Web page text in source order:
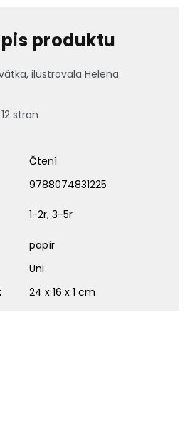
produktu
ilustrovala Helena
stran
Čtení
9788074831225
1-2r, 3-5r
papír
Uni
: 24 x 16 x 1 cm